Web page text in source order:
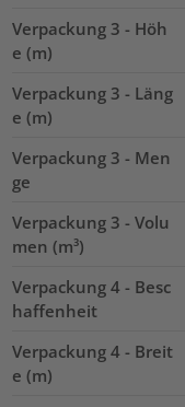
Verpackung 3 - Höh
e (m)
Verpackung 3 - Läng
e (m)
Verpackung 3 - Men
ge
Verpackung 3 - Volu
men (m³)
Verpackung 4 - Besc
haffenheit
Verpackung 4 - Breit
e (m)